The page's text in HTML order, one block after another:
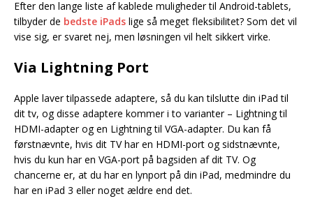
Efter den lange liste af kablede muligheder til Android-tablets,
tilbyder de bedste iPads lige så meget fleksibilitet? Som det vil
vise sig, er svaret nej, men løsningen vil helt sikkert virke.
Via Lightning Port
Apple laver tilpassede adaptere, så du kan tilslutte din iPad til
dit tv, og disse adaptere kommer i to varianter – Lightning til
HDMI-adapter og en Lightning til VGA-adapter. Du kan få
førstnævnte, hvis dit TV har en HDMI-port og sidstnævnte,
hvis du kun har en VGA-port på bagsiden af dit TV. Og
chancerne er, at du har en lynport på din iPad, medmindre du
har en iPad 3 eller noget ældre end det.